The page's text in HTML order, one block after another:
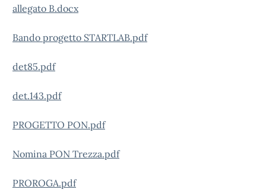
allegato B.docx
Bando progetto STARTLAB.pdf
det85.pdf
det.143.pdf
PROGETTO PON.pdf
Nomina PON Trezza.pdf
PROROGA.pdf